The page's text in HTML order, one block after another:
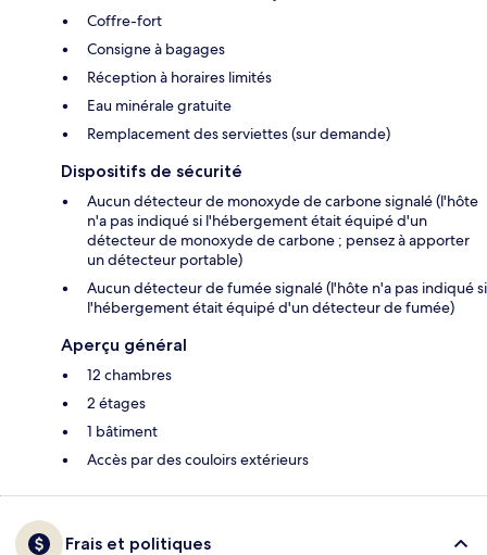
Coffre-fort
Consigne à bagages
Réception à horaires limités
Eau minérale gratuite
Remplacement des serviettes (sur demande)
Dispositifs de sécurité
Aucun détecteur de monoxyde de carbone signalé (l'hôte
n'a pas indiqué si l'hébergement était équipé d'un
détecteur de monoxyde de carbone ; pensez à apporter
un détecteur portable)
Aucun détecteur de fumée signalé (l'hôte n'a pas indiqué si
l'hébergement était équipé d'un détecteur de fumée)
Aperçu général
12 chambres
2 étages
1 bâtiment
Accès par des couloirs extérieurs
Frais et politiques